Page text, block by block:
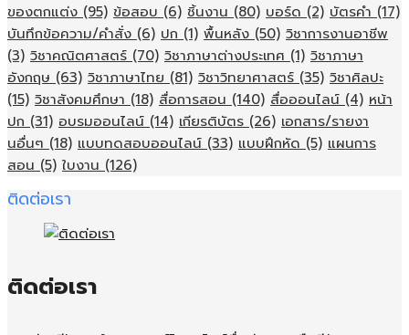
ของตกแต่ง (95) ข้อสอบ (6) ชิ้นงาน (80) บอร์ด (2) บัตรคำ (17)
บันทึกข้อความ/คำสั่ง (6) ปก (1) พื้นหลัง (50) วิชาการงานอาชีพ
(3) วิชาคณิตศาสตร์ (70) วิชาภาษาต่างประเทศ (1) วิชาภาษา
อังกฤษ (63) วิชาภาษาไทย (81) วิชาวิทยาศาสตร์ (35) วิชาศิลปะ
(15) วิชาสังคมศึกษา (18) สื่อการสอน (140) สื่อออนไลน์ (4) หน้า
ปก (31) อบรมออนไลน์ (14) เกียรติบัตร (26) เอกสาร/รายงา
นอื่นๆ (18) แบบทดสอบออนไลน์ (33) แบบฝึกหัด (5) แผนการ
สอน (5) ใบงาน (126)
ติดต่อเรา
ติดต่อเรา